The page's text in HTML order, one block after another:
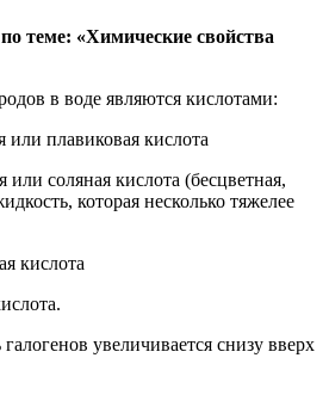
теме: «Химические свойства
в воде являются кислотами:
плавиковая кислота
соляная кислота (бесцветная,
которая несколько тяжелее
кислота
увеличивается снизу вверх